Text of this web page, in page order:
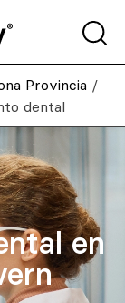
Provincia /
dental
en